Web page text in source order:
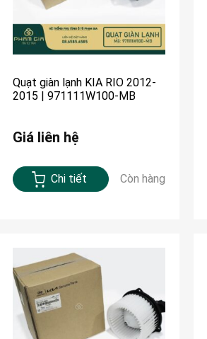
Quạt giàn lạnh KIA RIO 2012-
2015 | 971111W100-MB
Giá liên hệ
Chi tiết Còn hàng